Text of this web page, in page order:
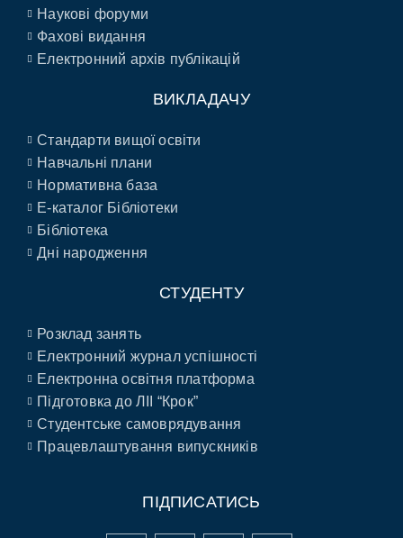
Наукові форуми
Фахові видання
Електронний архів публікацій
ВИКЛАДАЧУ
Стандарти вищої освіти
Навчальні плани
Нормативна база
E-каталог Бібліотеки
Бібліотека
Дні народження
СТУДЕНТУ
Розклад занять
Електронний журнал успішності
Електронна освітня платформа
Підготовка до ЛІІ “Крок”
Студентське самоврядування
Працевлаштування випускників
ПІДПИСАТИСЬ